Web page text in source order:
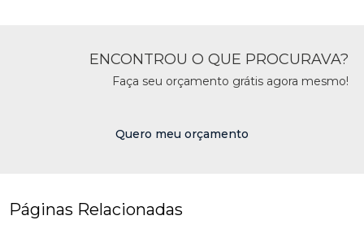
ENCONTROU O QUE PROCURAVA?
Faça seu orçamento grátis agora mesmo!
Quero meu orçamento
Páginas Relacionadas